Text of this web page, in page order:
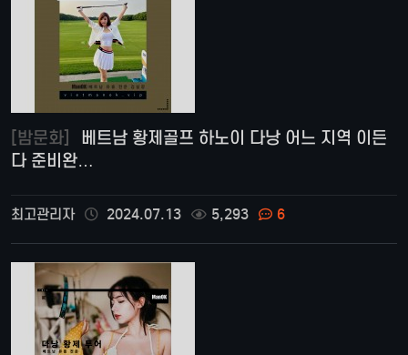
[밤문화]
다 준비완…
최고관리자 2024.07.13 5,293 6